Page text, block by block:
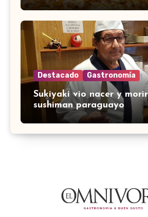
Destacado Gastronomía
Sukiyaki vio nacer y
sushiman paraguayo